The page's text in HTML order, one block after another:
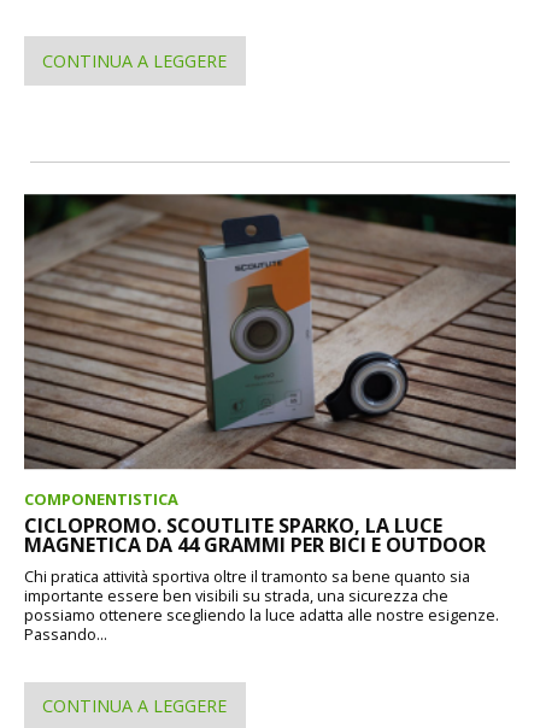
CONTINUA A LEGGERE
COMPONENTISTICA
CICLOPROMO. SCOUTLITE SPARKO, LA LUCE
MAGNETICA DA 44 GRAMMI PER BICI E OUTDOOR
Chi pratica attività sportiva oltre il tramonto sa bene quanto sia
importante essere ben visibili su strada, una sicurezza che
possiamo ottenere scegliendo la luce adatta alle nostre esigenze.
Passando...
CONTINUA A LEGGERE